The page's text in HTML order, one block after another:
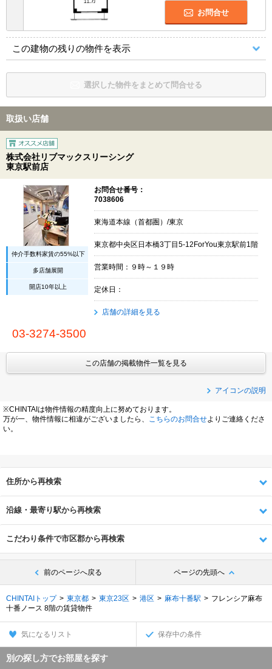
お問合せ
この建物の残りの物件を表示
選択した物件をまとめて問合せる
取扱い店舗
株式会社リブマックスリーシング
東京駅前店
仲介手数料家賃の55%以下
多店舗展開
開店10年以上
お問合せ番号：
7038606
東海道本線（首都圏）/東京
東京都中央区日本橋3丁目5-12ForYou東京駅前1階
営業時間：９時～１９時
定休日：
店舗の詳細を見る
03-3274-3500
この店舗の掲載物件一覧を見る
アイコンの説明
※CHINTAIは物件情報の精度向上に努めております。
万が一、物件情報に相違がございましたら、
こちらのお問合せよりご連絡くださ
い。
住所から再検索
沿線・最寄り駅から再検索
こだわり条件で市区郡から再検索
前のページへ戻る ページの先頭へ
CHINTAIトップ 東京都 東京23区 港区 麻布十番駅
フレンシア麻布
十番ノース 8階の賃貸物件
気になるリスト 保存中の条件
別の探し方でお部屋を探す